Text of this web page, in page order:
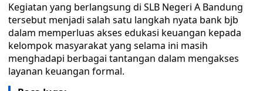
Kegiatan yang berlangsung di SLB Negeri A Bandung
tersebut menjadi salah satu langkah nyata bank bjb
dalam memperluas akses edukasi keuangan kepada
kelompok masyarakat yang selama ini masih
menghadapi berbagai tantangan dalam mengakses
layanan keuangan formal.